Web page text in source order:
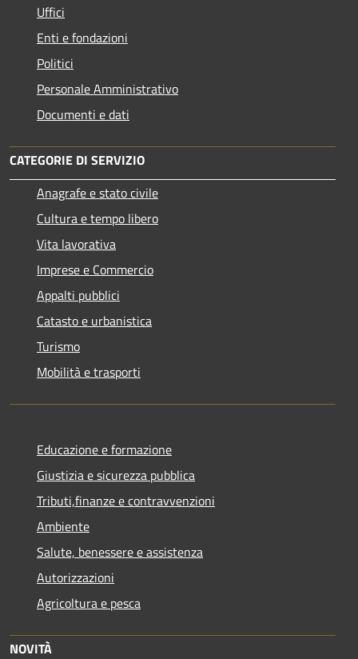
Uffici
Enti e fondazioni
Politici
Personale Amministrativo
Documenti e dati
CATEGORIE DI SERVIZIO
Anagrafe e stato civile
Cultura e tempo libero
Vita lavorativa
Imprese e Commercio
Appalti pubblici
Catasto e urbanistica
Turismo
Mobilità e trasporti
Educazione e formazione
Giustizia e sicurezza pubblica
Tributi,finanze e contravvenzioni
Ambiente
Salute, benessere e assistenza
Autorizzazioni
Agricoltura e pesca
NOVITÀ